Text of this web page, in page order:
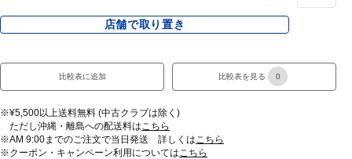
店舗で取り置き
比較表に追加 比較表を見る 0
※¥5,500以上送料無料 (中古クラブは除く)
ただし沖縄・離島への配送料は こちら
※AM 9:00までのご注文で当日発送 詳しくは こちら
※クーポン・キャンペーン利用については こちら